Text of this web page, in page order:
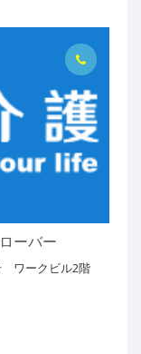
ーバー
ワークビル2階